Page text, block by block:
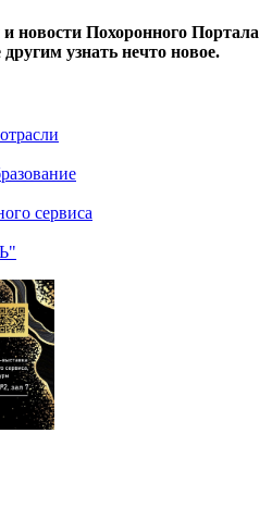
новости Похоронного Портала
узнать нечто новое.
сервиса